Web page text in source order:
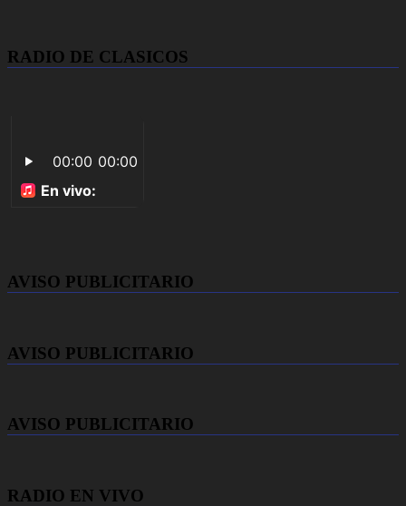
RADIO DE CLASICOS
AVISO PUBLICITARIO
AVISO PUBLICITARIO
AVISO PUBLICITARIO
RADIO EN VIVO